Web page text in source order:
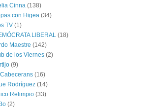
Cinna (138)
con Higea (34)
TV (1)
LIBERAL (18)
Maestre (142)
de los Viernes (2)
(9)
(16)
Rodríguez (14)
Relimpio (33)
(2)